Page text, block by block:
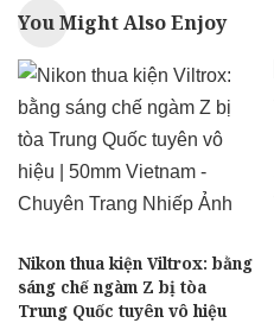
You Might Also Enjoy
Nikon thua kiện Viltrox: bằng
sáng chế ngàm Z bị tòa
Trung Quốc tuyên vô hiệu